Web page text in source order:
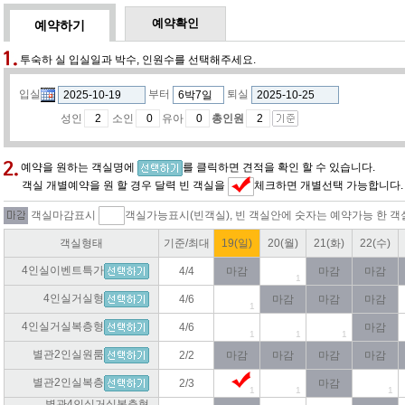
예약하기 예약확인
투숙하 실 입실일과 박수, 인원수를 선택해주세요.
입실 부터
퇴실
성인
소인 유아 총인원
예약을 원하는 객실명에
를 클릭하면 견적을 확인 할 수 있습니다.
객실 개별예약을 원 할 경우 달력 빈 객실을
체크하면 개별선택 가능합니다.
객실마감표시 객실가능표시(빈객실), 빈 객실안에 숫자는 예약가능 한 객
객실형태 기준/최대 19(일) 20(월) 21(화) 22(수)
4인실이벤트특가 4/4 마감
1
마감 마감
4인실거실형 4/6
1
마감 마감 마감
4인실거실복층형 4/6
1 1 1
마감
별관2인실원룸 2/2 마감 마감 마감 마감
별관2인실복층 2/3
1 1
마감
1